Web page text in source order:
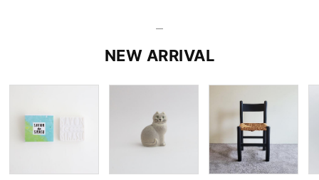
NEW ARRIVAL